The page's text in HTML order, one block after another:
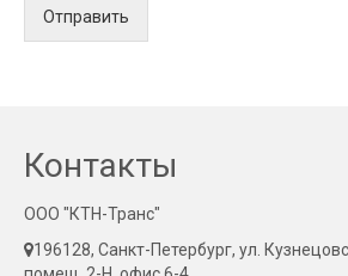
Отправить
Контакты
ООО "КТН-Транс"
196128, Санкт-Петербург, ул.